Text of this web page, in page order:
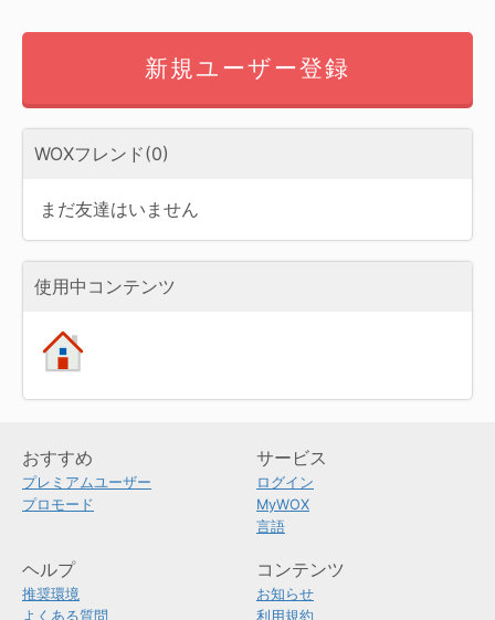
新規ユーザー登録
WOXフレンド(0)
まだ友達はいません
使用中コンテンツ
おすすめ
プレミアムユーザー
プロモード
サービス
ログイン
MyWOX
言語
ヘルプ
推奨環境
よくある質問
コンテンツ
お知らせ
利用規約